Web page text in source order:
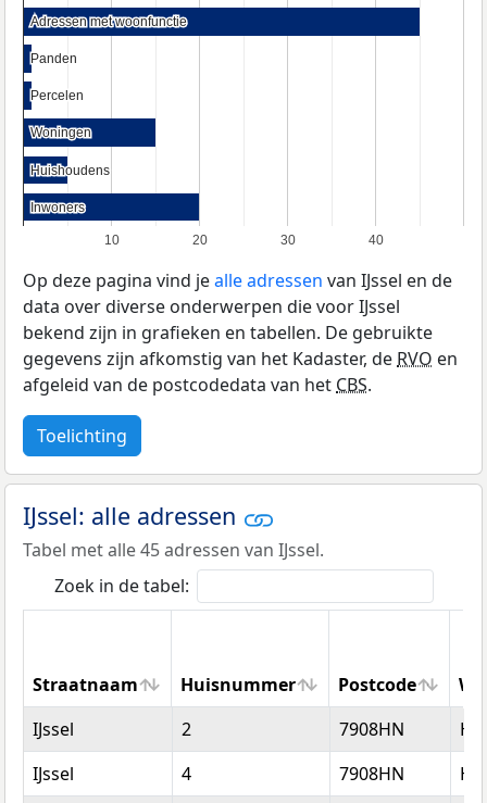
10 20 30 40
Adressen met woonfunctie
Adressen met woonfunctie
Panden
Panden
Percelen
Percelen
Woningen
Woningen
Huishoudens
Huishoudens
Inwoners
Inwoners
Op deze pagina vind jealle adressen van IJssel en de
data over diverse onderwerpen die voor IJssel
bekend zijn in grafieken en tabellen. De gebruikte
gegevens zijn afkomstig van het Kadaster, deRVO en
afgeleid van de postcodedata van hetCBS.
Toelichting
IJssel: alle adressen
Tabel met alle 45 adressen van IJssel.
Zoek in de tabel:
Straatnaam Huisnummer Postcode
Straatnaam
Huisnummer Postcode
IJssel 2 7908HN
IJssel
4 7908HN